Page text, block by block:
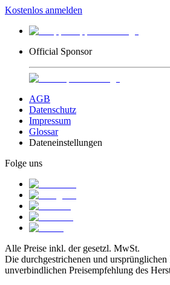
Kostenlos anmelden
Official Sponsor
AGB
Datenschutz
Impressum
Glossar
Dateneinstellungen
Folge uns
Alle Preise inkl. der gesetzl. MwSt.
Die durchgestrichenen und ursprünglichen
unverbindlichen Preisempfehlung des